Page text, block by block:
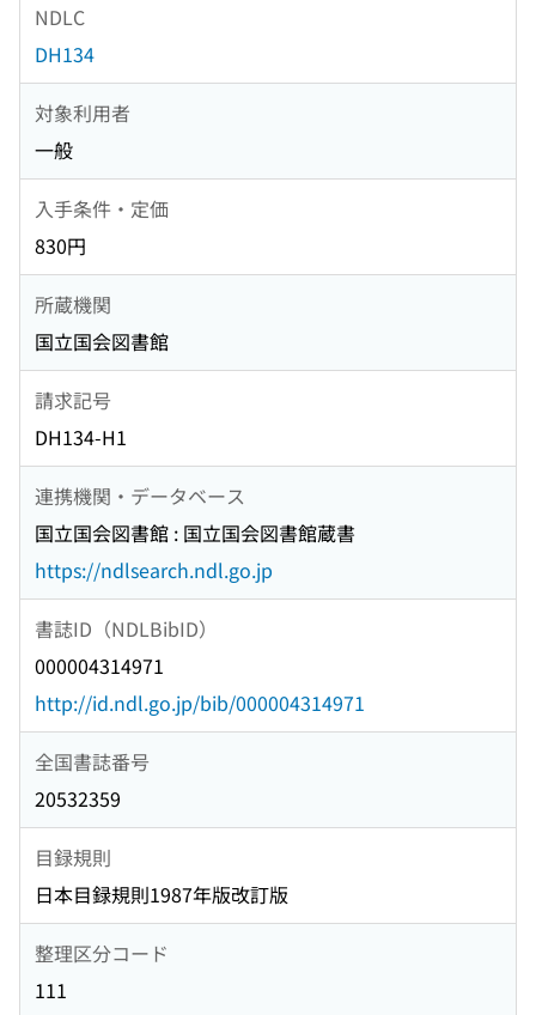
NDLC
DH134
対象利用者
一般
入手条件・定価
830円
所蔵機関
国立国会図書館
請求記号
DH134-H1
連携機関・データベース
国立国会図書館 : 国立国会図書館蔵書
https://ndlsearch.ndl.go.jp
書誌ID（NDLBibID）
000004314971
http://id.ndl.go.jp/bib/000004314971
全国書誌番号
20532359
目録規則
日本目録規則1987年版改訂版
整理区分コード
111